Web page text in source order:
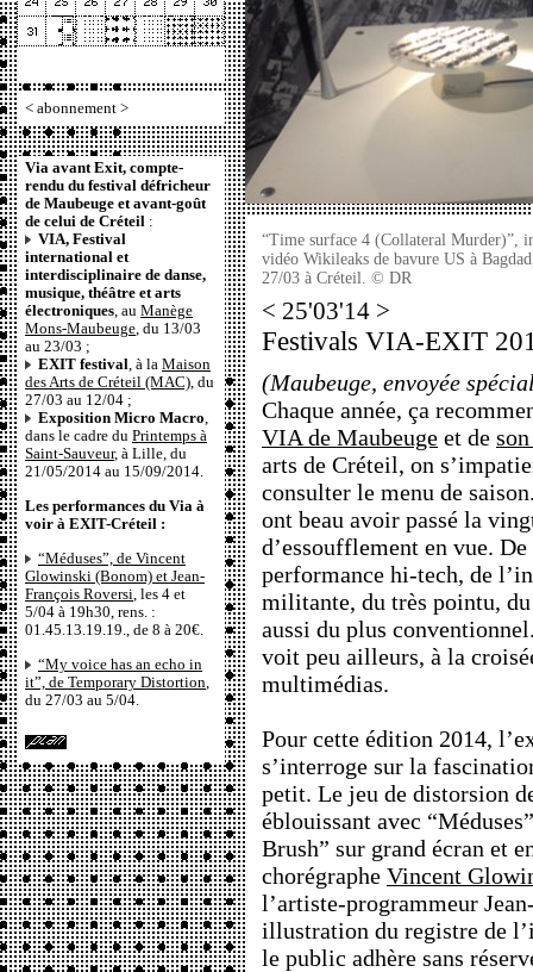
< abonnement >
Via avant Exit, compte-
rendu du festival défricheur
de Maubeuge et avant-goût
de celui de Créteil :
VIA, Festival
international et
interdisciplinaire de danse,
musique, théâtre et arts
électroniques, au Manège
Mons-Maubeuge, du 13/03
au 23/03 ;
EXIT festival, à la Maison
des Arts de Créteil (MAC), du
27/03 au 12/04 ;
Exposition Micro Macro,
dans le cadre du Printemps à
Saint-Sauveur, à Lille, du
21/05/2014 au 15/09/2014.
Les performances du Via à
voir à EXIT-Créteil :
“Méduses”, de Vincent
Glowinski (Bonom) et Jean-
François Roversi, les 4 et
5/04 à 19h30, rens. :
01.45.13.19.19., de 8 à 20€.
“My voice has an echo in
it”, de Temporary Distortion,
du 27/03 au 5/04.
“Time surface 4 (Collateral Murder)”,
vidéo Wikileaks de bavure US à
27/03 à Créteil. © DR
< 25'03'14 >
Festivals VIA-EXIT
(Maubeuge, envoyée
Chaque année, ça
VIA de Maubeuge et de
arts de Créteil, on
consulter le menu de
ont beau avoir passé la
d’essoufflement en vue.
performance hi-tech, de
militante, du très pointu,
aussi du plus
voit peu ailleurs, à la
multimédias.
Pour cette édition 2014,
s’interroge sur la
petit. Le jeu de distorsion
éblouissant avec
Brush” sur grand écran et
chorégraphe Vincent
l’artiste-programmeur
illustration du registre de
le public adhère sans